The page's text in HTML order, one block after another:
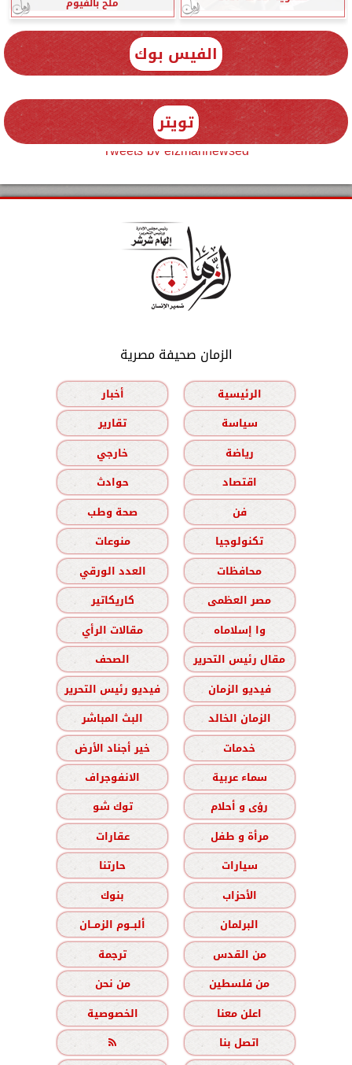
الفيس بوك
تويتر
Tweets by elzmannewseg
الزمان صحيفة مصرية
الرئيسية
أخبار
سياسة
تقارير
رياضة
خارجي
اقتصاد
حوادث
فن
صحة وطب
تكنولوجيا
منوعات
محافظات
العدد الورقي
مصر العظمى
كاريكاتير
وا إسلاماه
مقالات الرأي
مقال رئيس التحرير
الصحف
فيديو الزمان
فيديو رئيس التحرير
الزمان الخالد
البث المباشر
خدمات
خير أجناد الأرض
سماء عربية
الانفوجراف
رؤى و أحلام
توك شو
مرأة و طفل
عقارات
سيارات
حارتنا
الأحزاب
بنوك
البرلمان
ألبــوم الزمــان
من القدس
ترجمة
من فلسطين
من نحن
اعلن معنا
الخصوصية
اتصل بنا
